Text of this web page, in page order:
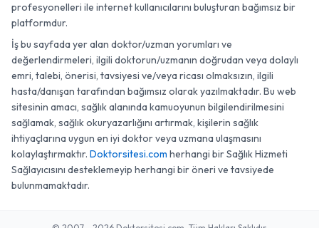
profesyonelleri ile internet kullanıcılarını buluşturan bağımsız bir
platformdur.
İş bu sayfada yer alan doktor/uzman yorumları ve
değerlendirmeleri, ilgili doktorun/uzmanın doğrudan veya dolaylı
emri, talebi, önerisi, tavsiyesi ve/veya ricası olmaksızın, ilgili
hasta/danışan tarafından bağımsız olarak yazılmaktadır. Bu web
sitesinin amacı, sağlık alanında kamuoyunun bilgilendirilmesini
sağlamak, sağlık okuryazarlığını artırmak, kişilerin sağlık
ihtiyaçlarına uygun en iyi doktor veya uzmana ulaşmasını
kolaylaştırmaktır. Doktorsitesi.com herhangi bir Sağlık Hizmeti
Sağlayıcısını desteklemeyip herhangi bir öneri ve tavsiyede
bulunmamaktadır.